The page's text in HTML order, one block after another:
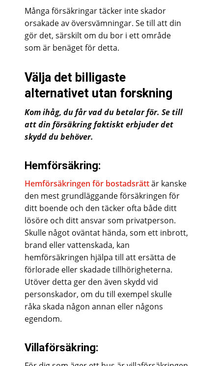
Många försäkringar täcker inte skador
orsakade av översvämningar. Se till att din
gör det, särskilt om du bor i ett område
som är benäget för detta.
Välja det billigaste
alternativet utan forskning
Kom ihåg, du får vad du betalar för. Se till
att din försäkring faktiskt erbjuder det
skydd du behöver.
Hemförsäkring:
Hemförsäkringen för bostadsrättär kanske
den mest grundläggande försäkringen för
ditt boende och den täcker ofta både ditt
lösöre och ditt ansvar som privatperson.
Skulle något oväntat hända, som ett inbrott,
brand eller vattenskada, kan
hemförsäkringen hjälpa till att ersätta de
förlorade eller skadade tillhörigheterna.
Utöver detta ger den även skydd vid
personskador, om du till exempel skulle
råka skada någon annan eller någons
egendom.
Villaförsäkring: